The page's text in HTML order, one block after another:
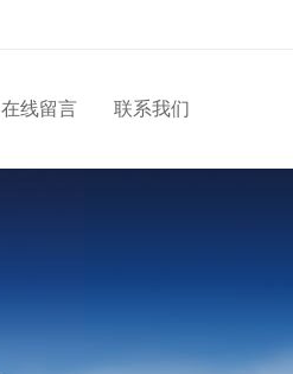
在线留言 联系我们